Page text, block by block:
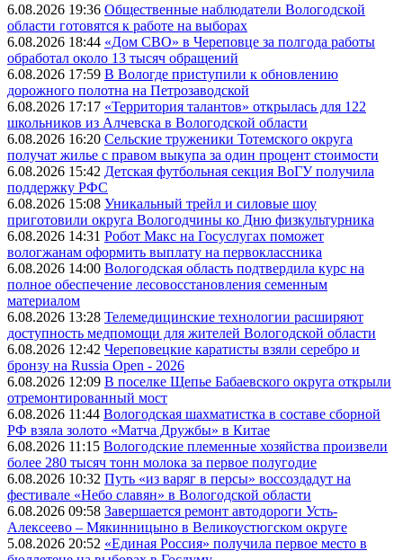
6.08.2026 19:36 Общественные наблюдатели Вологодской
области готовятся к работе на выборах
6.08.2026 18:44 «Дом СВО» в Череповце за полгода работы
обработал около 13 тысяч обращений
6.08.2026 17:59 В Вологде приступили к обновлению
дорожного полотна на Петрозаводской
6.08.2026 17:17 «Территория талантов» открылась для 122
школьников из Алчевска в Вологодской области
6.08.2026 16:20 Сельские труженики Тотемского округа
получат жилье с правом выкупа за один процент стоимости
6.08.2026 15:42 Детская футбольная секция ВоГУ получила
поддержку РФС
6.08.2026 15:08 Уникальный трейл и силовые шоу
приготовили округа Вологодчины ко Дню физкультурника
6.08.2026 14:31 Робот Макс на Госуслугах поможет
вологжанам оформить выплату на первоклассника
6.08.2026 14:00 Вологодская область подтвердила курс на
полное обеспечение лесовосстановления семенным
материалом
6.08.2026 13:28 Телемедицинские технологии расширяют
доступность медпомощи для жителей Вологодской области
6.08.2026 12:42 Череповецкие каратисты взяли серебро и
бронзу на Russia Open - 2026
6.08.2026 12:09 В поселке Щепье Бабаевского округа открыли
отремонтированный мост
6.08.2026 11:44 Вологодская шахматистка в составе сборной
РФ взяла золото «Матча Дружбы» в Китае
6.08.2026 11:15 Вологодские племенные хозяйства произвели
более 280 тысяч тонн молока за первое полугодие
6.08.2026 10:32 Путь «из варяг в персы» воссоздадут на
фестивале «Небо славян» в Вологодской области
6.08.2026 09:58 Завершается ремонт автодороги Усть-
Алексеево – Мякинницыно в Великоустюгском округе
5.08.2026 20:52 «Единая Россия» получила первое место в